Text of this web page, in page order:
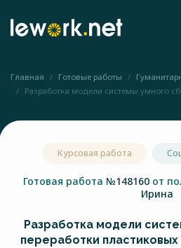
Главная Готовые работы
Разработка модели системы умного
Курсовая работа
Готовая работа №148160 от
Ирина
Разработка модели
переработки